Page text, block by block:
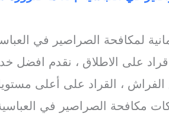
لمكافحة الصراصير في
على الاطلاق ، نقدم افضل
الفراش ، القراد على أعلى
مكافحة الصراصير في